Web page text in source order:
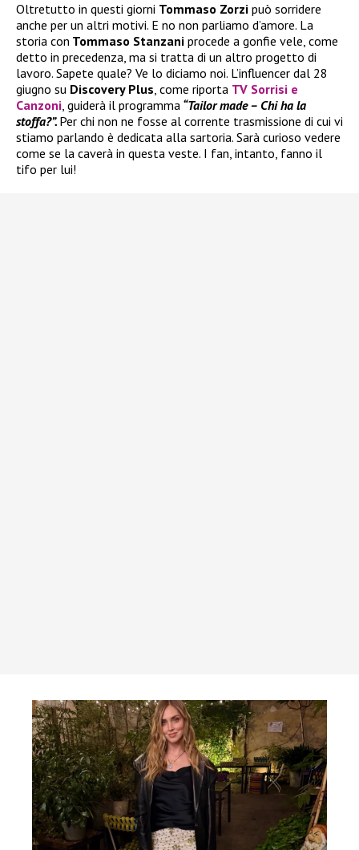
Oltretutto in questi giorni Tommaso Zorzi può sorridere
anche per un altri motivi. E no non parliamo d’amore. La
storia con Tommaso Stanzani procede a gonfie vele, come
detto in precedenza, ma si tratta di un altro progetto di
lavoro. Sapete quale? Ve lo diciamo noi. L’influencer dal 28
giugno su Discovery Plus, come riporta TV Sorrisi e
Canzoni, guiderà il programma “Tailor made – Chi ha la
stoffa?”. Per chi non ne fosse al corrente trasmissione di cui vi
stiamo parlando è dedicata alla sartoria. Sarà curioso vedere
come se la caverà in questa veste. I fan, intanto, fanno il
tifo per lui!